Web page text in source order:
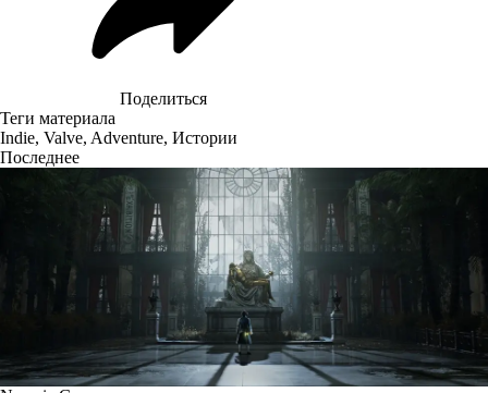
Поделиться
Теги материала
Indie, Valve, Adventure, Истории
Последнее